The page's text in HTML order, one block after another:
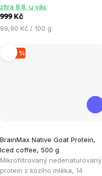
hvězdiček.
zítra 8.8. u vás
999 Kč
Měrná
99,90 Kč / 100 g
–30 %
BrainMax Native Goat Protein,
Iced coffee, 500 g
Mikrofiltrovaný nedenaturovaný
protein z kozího mléka, 14
hodnocení
produktu
je